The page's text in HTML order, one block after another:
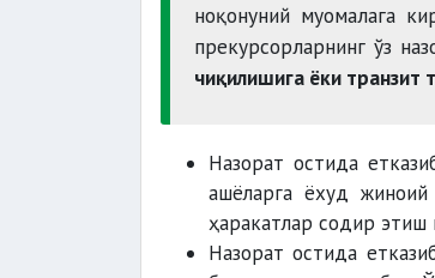
ноқонуний муомалага
прекурсорларнинг ўз
чиқилишига ёки транзит
Назорат остида
ашёларга ёхуд
ҳаракатлар содир этиш
Назорат остида